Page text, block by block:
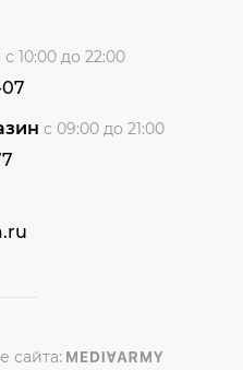
с 10:00 до 22:00
с 09:00 до 21:00
сайта: